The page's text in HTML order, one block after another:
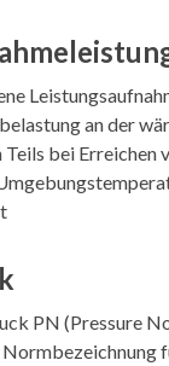
an der
bei Erreichen
PN (Pressure